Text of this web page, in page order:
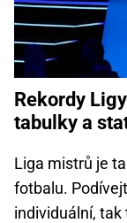
Rekordy
tabulky a
Liga mistrů je
fotbalu.
individuální, tak